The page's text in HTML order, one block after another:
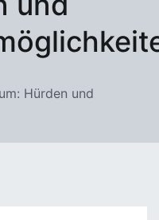
Hürden und